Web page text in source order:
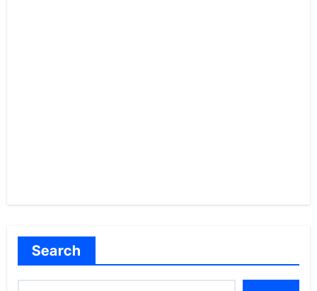
Search